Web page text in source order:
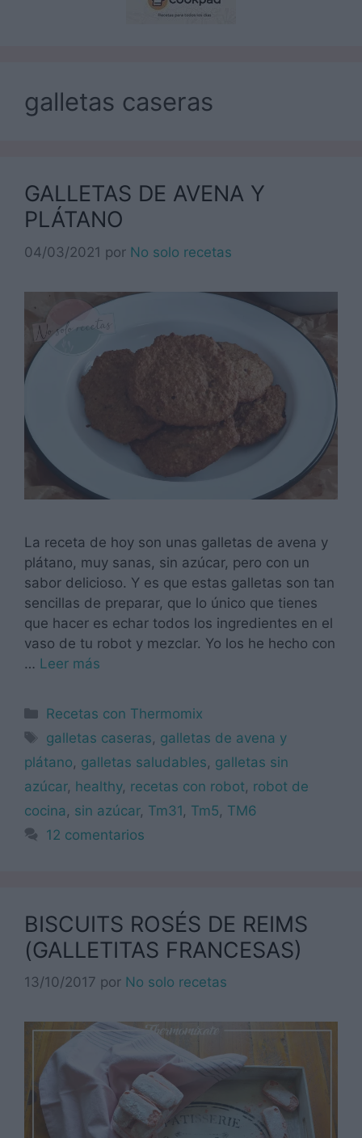
galletas caseras
GALLETAS DE AVENA Y
PLÁTANO
04/03/2021 por No solo recetas
La receta de hoy son unas galletas de avena y
plátano, muy sanas, sin azúcar, pero con un
sabor delicioso. Y es que estas galletas son tan
sencillas de preparar, que lo único que tienes
que hacer es echar todos los ingredientes en el
vaso de tu robot y mezclar. Yo los he hecho con
… Leer más
Categorías
Recetas con Thermomix
Etiquetas
galletas caseras, galletas de avena y
plátano, galletas saludables, galletas sin
azúcar, healthy, recetas con robot, robot de
cocina , sin azúcar, Tm31, Tm5, TM6
12 comentarios
BISCUITS ROSÉS DE REIMS
(GALLETITAS FRANCESAS)
13/10/2017 por No solo recetas